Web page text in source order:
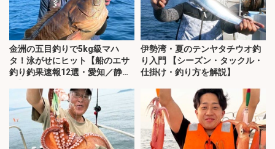
金洲の五目釣りで5kg級マハ
タ！泳がせにヒット【船のエサ
釣り釣果速報12選・愛知／静
伊勢湾・夏のテンヤタチウオ釣
り入門 【シーズン・タックル・
仕掛け・釣り方を解説】